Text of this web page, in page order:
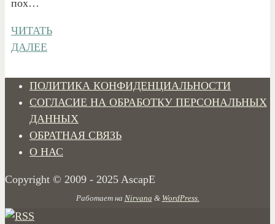
пох…
ЧИТАТЬ
ДАЛЕЕ
ПОЛИТИКА КОНФИДЕНЦИАЛЬНОСТИ
СОГЛАСИЕ НА ОБРАБОТКУ ПЕРСОНАЛЬНЫХ
ДАННЫХ
ОБРАТНАЯ СВЯЗЬ
О НАС
Copyright © 2009 - 2025 AscapE
Работает на Nirvana & WordPress.